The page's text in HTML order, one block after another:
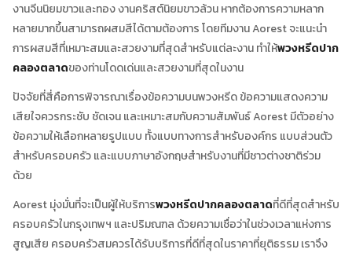
งานจีนนิยมขาวและทอง งานคริสต์นิยมขาวล้วน หากต้องการความหลาก
หลายมากขึ้นสามารถผสมสีได้ตามต้องการ โดยทีมงาน Aorest จะแนะนำ
การผสมสีที่เหมาะสมและสวยงามที่สุดสำหรับแต่ละงาน ทำให้พวงหรีดปาก
คลองตลาดของท่านโดดเด่นและสวยงามที่สุดในงาน
ปัจจัยที่สี่คือการพิจารณาเรื่องข้อความบนพวงหรีด ข้อความแสดงความ
เสียใจควรกระชับ ชัดเจน และเหมาะสมกับความสัมพันธ์ Aorest มีตัวอย่าง
ข้อความให้เลือกหลายรูปแบบ ทั้งแบบทางการสำหรับองค์กร แบบส่วนตัว
สำหรับครอบครัว และแบบภาษาอังกฤษสำหรับงานที่มีชาวต่างชาติร่วม
ด้วย
Aorest มุ่งมั่นที่จะเป็นผู้ให้บริการพวงหรีดปากคลองตลาดที่ดีที่สุดสำหรับ
ครอบครัวในกรุงเทพฯ และปริมณฑล ด้วยความเชื่อว่าในช่วงเวลาแห่งการ
สูญเสีย ครอบครัวสมควรได้รับบริการที่ดีที่สุดในราคาที่ยุติธรรม เราจึง